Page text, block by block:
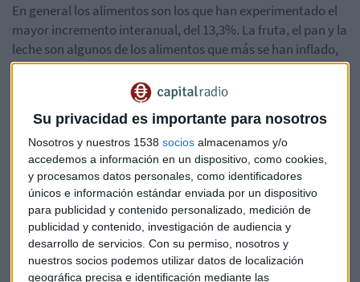
Su privacidad es importante para nosotros
Nosotros y nuestros 1538 socios almacenamos y/o
accedemos a información en un dispositivo, como cookies,
y procesamos datos personales, como identificadores
únicos e información estándar enviada por un dispositivo
para publicidad y contenido personalizado, medición de
publicidad y contenido, investigación de audiencia y
desarrollo de servicios. Con su permiso, nosotros y
nuestros socios podemos utilizar datos de localización
geográfica precisa e identificación mediante las
En general los alimentos son los que han experimentado el
mayor incremento interanual, del 13,3%. La fruta, el pan y la
leche son algunos de los alimentos que más se han inflado,
productos básicos de primera necesidad.
Para que nos hagamos una idea, el
caroque en junio de 2021, laleche y la fruta un 20%, los
huevos un 24%y elaceite de oliva un 27%. Y nada de
comer carne de vacuno… que está disparada, un 13%.
Es decir, si antes un litro de leche nos costaba 1 euro, ahora
nos vale 1,20 euros; si una botella de aceite de oliva común
valía 3,29 euros, ahora hay que pagar casi 1 euro con 20
más…y media docena de huevos se nos ha ido hasta los 2,60
euros, cuando antes apenas alcanzaba los dos euros.